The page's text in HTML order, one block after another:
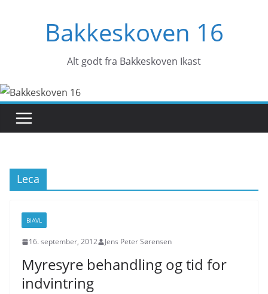
Bakkeskoven 16
Alt godt fra Bakkeskoven Ikast
Leca
BIAVL
16. september, 2012 Jens Peter Sørensen
Myresyre behandling og tid for
indvintring